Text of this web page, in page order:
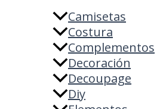
Camisetas
Costura
Complementos
Decoración
Decoupage
Diy